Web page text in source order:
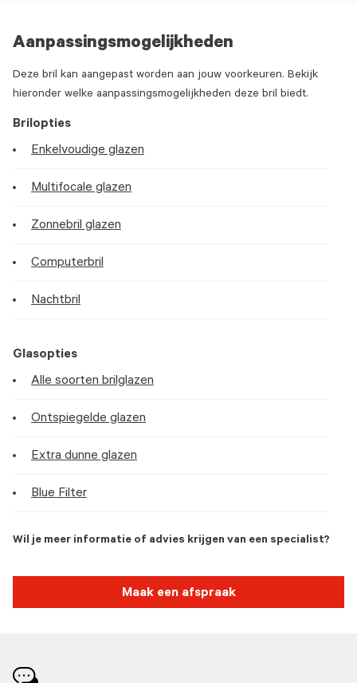
Aanpassingsmogelijkheden
Deze bril kan aangepast worden aan jouw voorkeuren. Bekijk
hieronder welke aanpassingsmogelijkheden deze bril biedt.
Brilopties
Enkelvoudige glazen
Multifocale glazen
Zonnebril glazen
Computerbril
Nachtbril
Glasopties
Alle soorten brilglazen
Ontspiegelde glazen
Extra dunne glazen
Blue Filter
Wil je meer informatie of advies krijgen van een specialist?
Maak een afspraak